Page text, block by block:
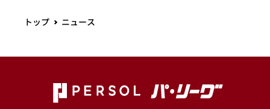
トップ ニュース